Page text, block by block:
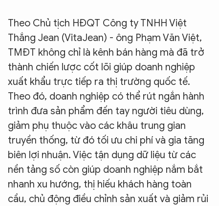
Theo Chủ tịch HĐQT Công ty TNHH Việt
Thắng Jean (VitaJean) - ông Phạm Văn Việt,
TMĐT không chỉ là kênh bán hàng mà đã trở
thành chiến lược cốt lõi giúp doanh nghiệp
xuất khẩu trực tiếp ra thị trường quốc tế.
Theo đó, doanh nghiệp có thể rút ngắn hành
trình đưa sản phẩm đến tay người tiêu dùng,
giảm phụ thuộc vào các khâu trung gian
truyền thống, từ đó tối ưu chi phí và gia tăng
biên lợi nhuận. Việc tận dụng dữ liệu từ các
nền tảng số còn giúp doanh nghiệp nắm bắt
nhanh xu hướng, thị hiếu khách hàng toàn
cầu, chủ động điều chỉnh sản xuất và giảm rủi